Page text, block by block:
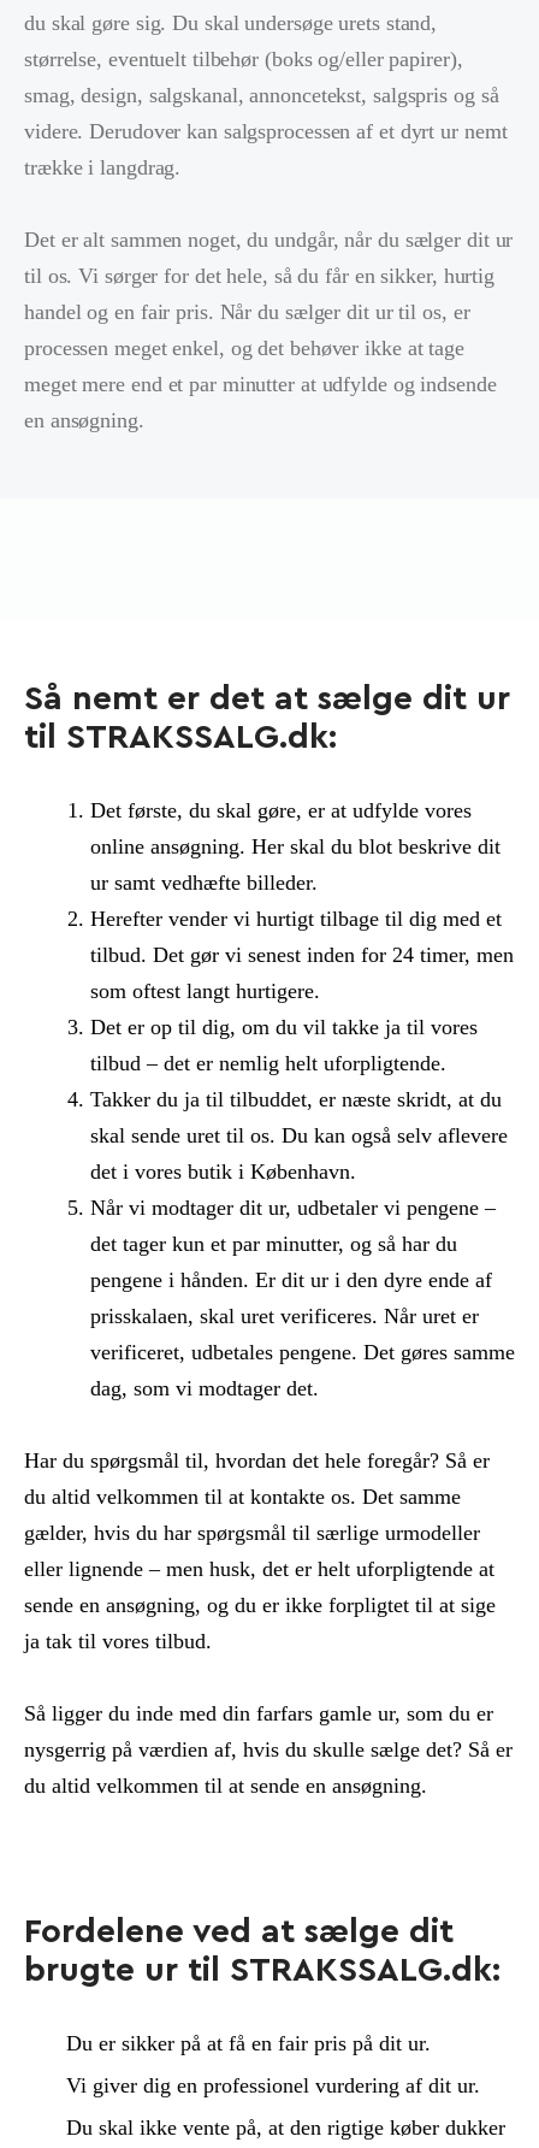
du skal gøre sig. Du skal undersøge urets stand,
størrelse, eventuelt tilbehør (boks og/eller papirer),
smag, design, salgskanal, annoncetekst, salgspris og så
videre. Derudover kan salgsprocessen af et dyrt ur nemt
trække i langdrag.
Det er alt sammen noget, du undgår, når du sælger dit ur
til os. Vi sørger for det hele, så du får en sikker, hurtig
handel og en fair pris. Når du sælger dit ur til os, er
processen meget enkel, og det behøver ikke at tage
meget mere end et par minutter at udfylde og indsende
en ansøgning.
Så nemt er det at sælge dit ur
til STRAKSSALG.dk:
Det første, du skal gøre, er at udfylde vores
online ansøgning. Her skal du blot beskrive dit
ur samt vedhæfte billeder.
Herefter vender vi hurtigt tilbage til dig med et
tilbud. Det gør vi senest inden for 24 timer, men
som oftest langt hurtigere.
Det er op til dig, om du vil takke ja til vores
tilbud – det er nemlig helt uforpligtende.
Takker du ja til tilbuddet, er næste skridt, at du
skal sende uret til os. Du kan også selv aflevere
det i vores butik i København.
Når vi modtager dit ur, udbetaler vi pengene –
det tager kun et par minutter, og så har du
pengene i hånden. Er dit ur i den dyre ende af
prisskalaen, skal uret verificeres. Når uret er
verificeret, udbetales pengene. Det gøres samme
dag, som vi modtager det.
Har du spørgsmål til, hvordan det hele foregår? Så er
du altid velkommen til at kontakte os. Det samme
gælder, hvis du har spørgsmål til særlige urmodeller
eller lignende – men husk, det er helt uforpligtende at
sende en ansøgning, og du er ikke forpligtet til at sige
ja tak til vores tilbud.
Så ligger du inde med din farfars gamle ur, som du er
nysgerrig på værdien af, hvis du skulle sælge det? Så er
du altid velkommen til at sende en ansøgning.
Fordelene ved at sælge dit
brugte ur til STRAKSSALG.dk:
Du er sikker på at få en fair pris på dit ur.
Vi giver dig en professionel vurdering af dit ur.
Du skal ikke vente på, at den rigtige køber dukker